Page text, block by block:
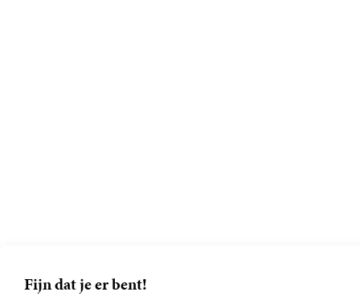
Fijn dat je er bent!